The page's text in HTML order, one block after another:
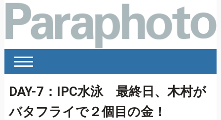
DAY-7：IPC水泳 最終日、木村が
バタフライで２個目の金！